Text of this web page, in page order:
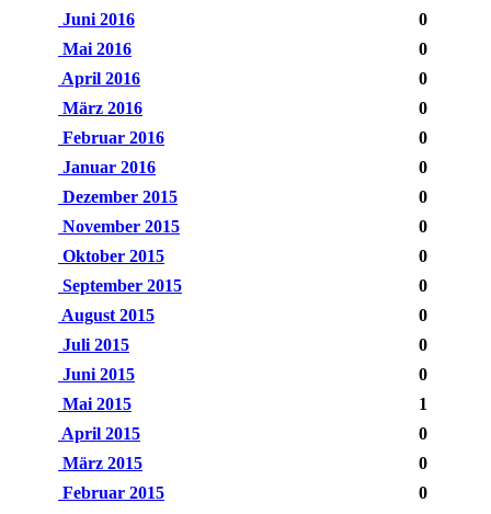
Juni 2016
0
Mai 2016
0
April 2016
0
März 2016
0
Februar 2016
0
Januar 2016
0
Dezember 2015
0
November 2015
0
Oktober 2015
0
September 2015
0
August 2015
0
Juli 2015
0
Juni 2015
0
Mai 2015
1
April 2015
0
März 2015
0
Februar 2015
0